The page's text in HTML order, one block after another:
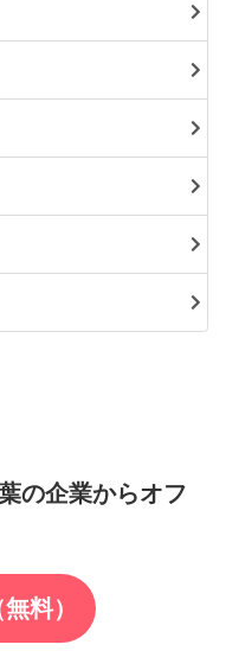
の企業からオフ
料）